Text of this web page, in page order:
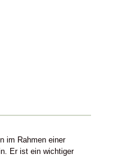
im Rahmen einer
Er ist ein wichtiger